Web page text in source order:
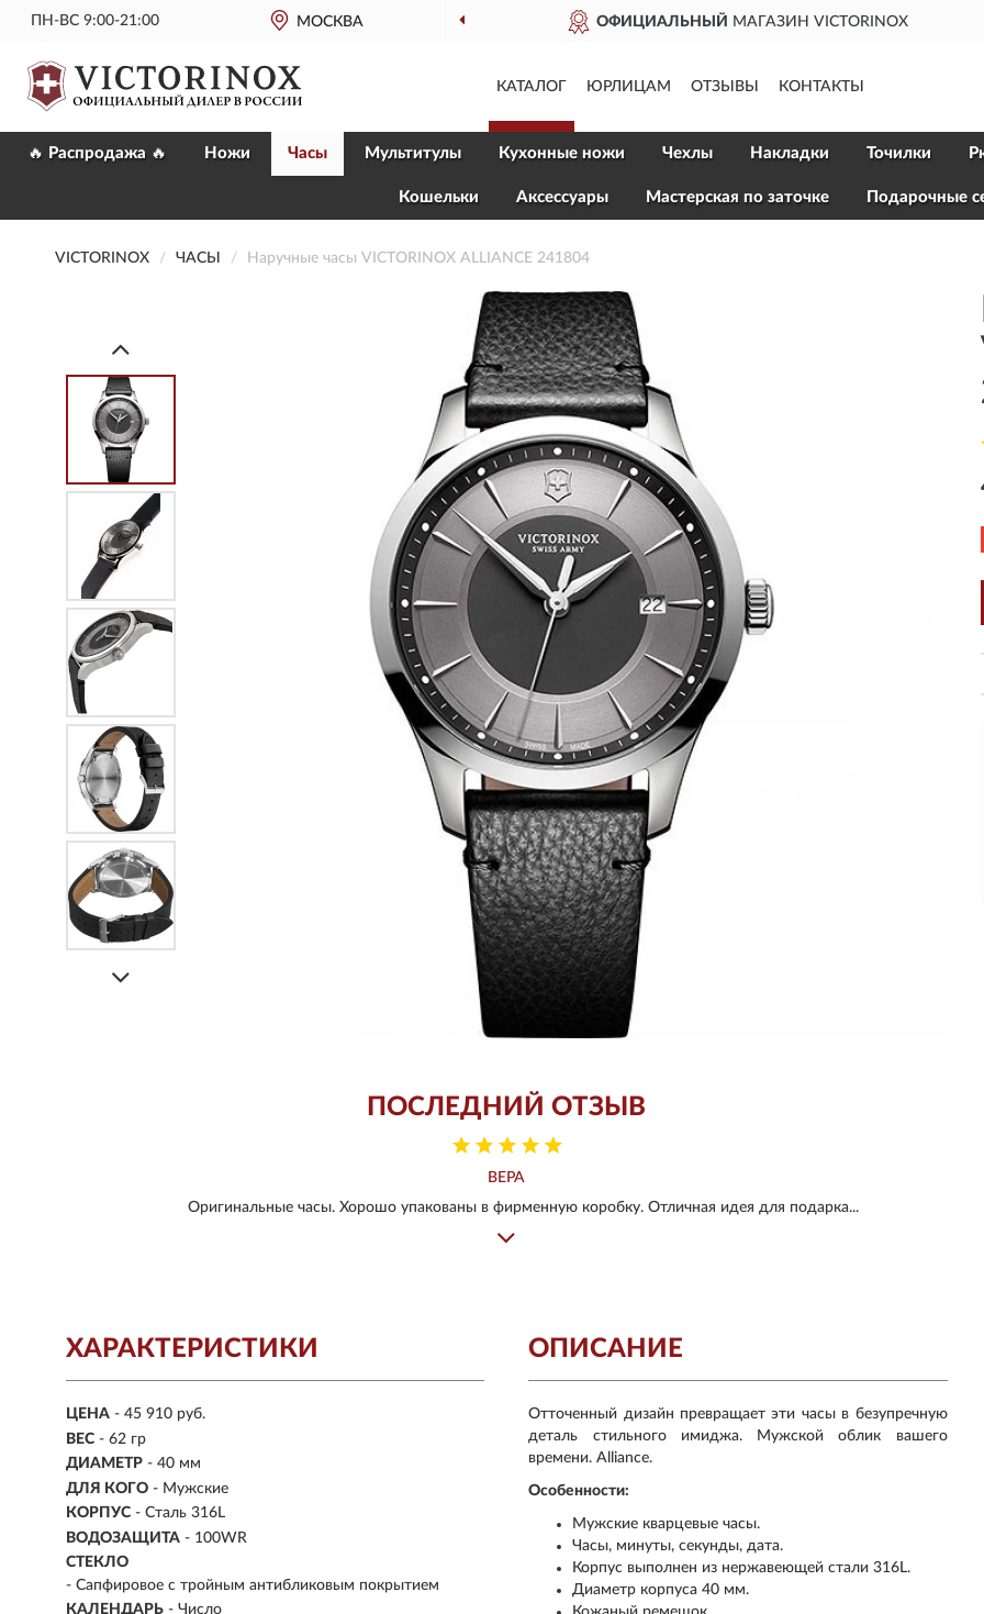
ПН-ВС 9:00-21:00 МОСКВА ОФИЦИАЛЬНЫЙМАГАЗИН VICTORINOX
КАТАЛОГ ЮРЛИЦАМ ОТЗЫВЫ КОНТАКТЫ
🔥 Распродажа 🔥 Ножи Часы Мультитулы Кухонные ножи Чехлы Накладки Точилки
Кошельки Aксессуары Мастерская по заточке Подарочные
VICTORINOX ЧАСЫ Наручные часы VICTORINOX ALLIANCE 241804
ПОСЛЕДНИЙ ОТЗЫВ
ВЕРА
Оригинальные часы. Хорошо упакованы в фирменную коробку. Отличная идея для подарка...
ХАРАКТЕРИСТИКИ
ЦЕНА - 45 910 руб.
ВЕС - 62 гр
ДИАМЕТР - 40 мм
ДЛЯ КОГО - Мужские
КОРПУС - Сталь 316L
ВОДОЗАЩИТА - 100WR
СТЕКЛО
- Сапфировое с тройным антибликовым покрытием
КАЛЕНДАРЬ - Число
ОПИСАНИЕ
Отточенный дизайн превращает эти часы в безупречную
деталь стильного имиджа. Мужской облик вашего
времени. Alliance.
Особенности:
Мужские кварцевые часы.
Часы, минуты, секунды, дата.
Корпус выполнен из нержавеющей стали 316L.
Диаметр корпуса 40 мм.